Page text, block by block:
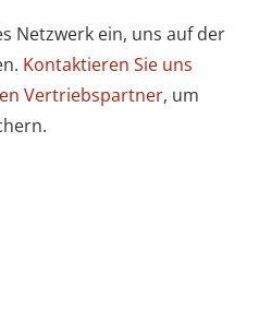
Netzwerk ein, uns auf der
Kontaktieren Sie uns
Vertriebspartner, um